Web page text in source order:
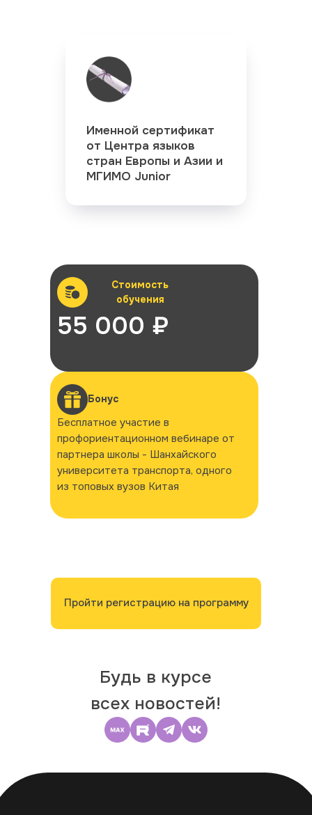
Именной сертификат
от Центра языков
стран Европы и Азии и
МГИМО Junior
Стоимость
обучения
55 000 ₽
Бонус
Бесплатное участие в
профориентационном вебинаре от
партнера школы - Шанхайского
университета транспорта, одного
из топовых вузов Китая
Пройти регистрацию на программу
Будь в курсе
всех новостей!